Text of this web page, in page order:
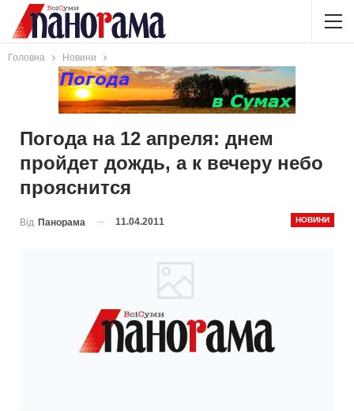
Головна Новини
Погода на 12 апреля: днем
пройдет дождь, а к вечеру небо
прояснится
НОВИНИ
Від Панорама 11.04.2011